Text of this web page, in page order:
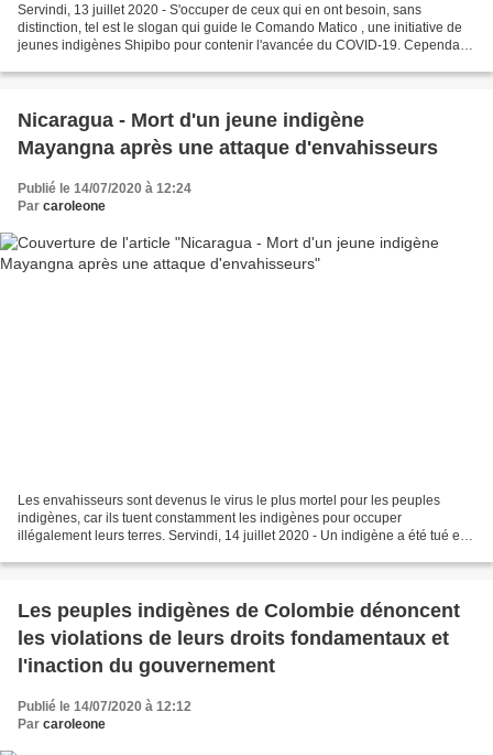
Servindi, 13 juillet 2020 - S'occuper de ceux qui en ont besoin, sans
distinction, tel est le slogan qui guide le Comando Matico , une initiative de
jeunes indigènes Shipibo pour contenir l'avancée du COVID-19. Cependant,
Nicaragua - Mort d'un jeune indigène
Mayangna après une attaque d'envahisseurs
Publié le 14/07/2020 à 12:24
Par caroleone
Les envahisseurs sont devenus le virus le plus mortel pour les peuples
indigènes, car ils tuent constamment les indigènes pour occuper
illégalement leurs terres. Servindi, 14 juillet 2020 - Un indigène a été tué et
Les peuples indigènes de Colombie dénoncent
les violations de leurs droits fondamentaux et
l'inaction du gouvernement
Publié le 14/07/2020 à 12:12
Par caroleone